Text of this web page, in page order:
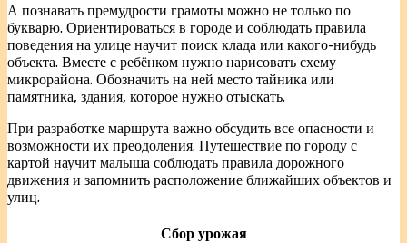
А познавать премудрости грамоты можно не только по
букварю. Ориентироваться в городе и соблюдать правила
поведения на улице научит поиск клада или какого-нибудь
объекта. Вместе с ребёнком нужно нарисовать схему
микрорайона. Обозначить на ней место тайника или
памятника, здания, которое нужно отыскать.
При разработке маршрута важно обсудить все опасности и
возможности их преодоления. Путешествие по городу с
картой научит малыша соблюдать правила дорожного
движения и запомнить расположение ближайших объектов и
улиц.
Сбор урожая